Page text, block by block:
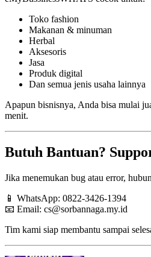
Toko fashion
Makanan & minuman
Herbal
Aksesoris
Jasa
Produk digital
Dan semua jenis usaha lainnya
Apapun bisnisnya, Anda bisa mulai
menit.
Butuh Bantuan?
Jika menemukan bug atau error,
📱 WhatsApp: 0822-3426-1394
📧 Email: cs@sorbannaga.my.id
Tim kami siap membantu sampai